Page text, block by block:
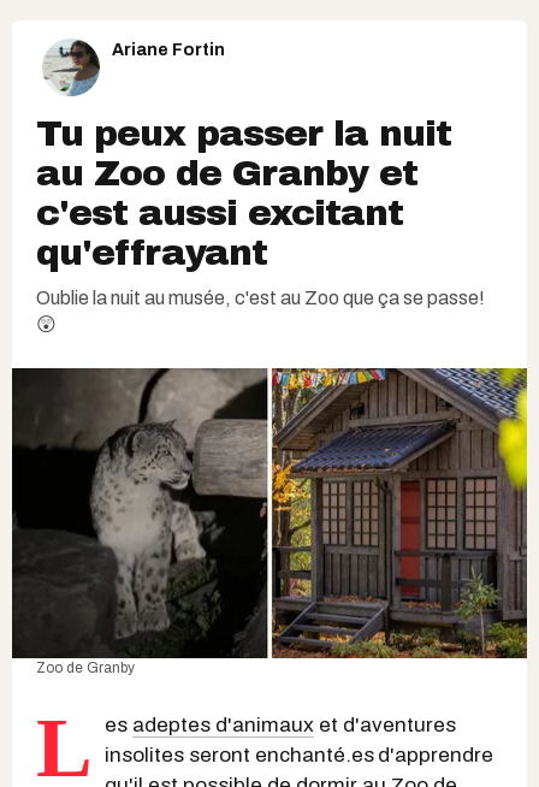
Ariane Fortin
Tu peux passer la nuit
au Zoo de Granby et
c'est aussi excitant
qu'effrayant
Oublie la nuit au musée, c'est au Zoo que ça se passe!
😲
Zoo de Granby
L es adeptes d'animaux et d'aventures
insolites seront enchanté.es d'apprendre